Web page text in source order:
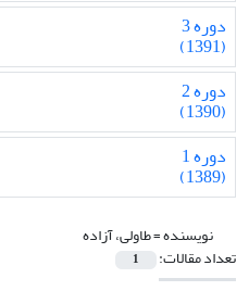
دوره 3
(1391)
دوره 2
(1390)
دوره 1
(1389)
نویسنده =طاولی، آزاده
تعداد مقالات: 1